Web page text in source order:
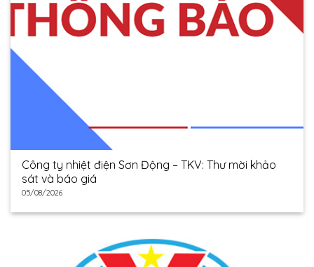
Công ty nhiệt điện Sơn Động – TKV: Thư mời khảo
sát và báo giá
05/08/2026